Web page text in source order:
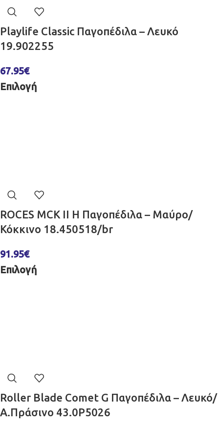
Playlife Classic Παγοπέδιλα – Λευκό
19.902255
67.95€
Επιλογή
ROCES MCK ΙΙ Η Παγοπέδιλα – Μαύρο/
Κόκκινο 18.450518/br
91.95€
Επιλογή
Roller Blade Comet G Παγοπέδιλα – Λευκό/
Α.Πράσινο 43.0P5026